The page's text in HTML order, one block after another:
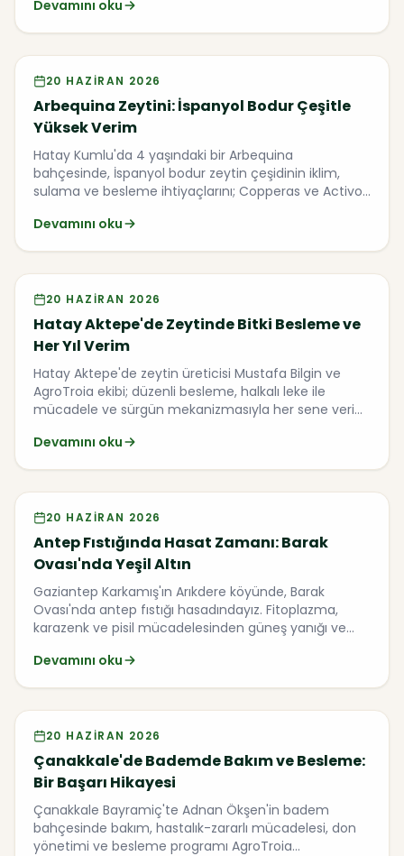
Devamını oku
Video
20 HAZIRAN 2026
Arbequina Zeytini: İspanyol Bodur Çeşitle
Yüksek Verim
Hatay Kumlu'da 4 yaşındaki bir Arbequina
bahçesinde, İspanyol bodur zeytin çeşidinin iklim,
sulama ve besleme ihtiyaçlarını; Copperas ve Activo
Devamını oku
Video
20 HAZIRAN 2026
Hatay Aktepe'de Zeytinde Bitki Besleme ve
Her Yıl Verim
Hatay Aktepe'de zeytin üreticisi Mustafa Bilgin ve
AgroTroia ekibi; düzenli besleme, halkalı leke ile
mücadele ve sürgün mekanizmasıyla her sene verim
Devamını oku
Video
20 HAZIRAN 2026
Antep Fıstığında Hasat Zamanı: Barak
Ovası'nda Yeşil Altın
Gaziantep Karkamış'ın Arıkdere köyünde, Barak
Ovası'nda antep fıstığı hasadındayız. Fitoplazma,
karazenk ve pisil mücadelesinden güneş yanığı ve
çiftçilerle birlikte konuştuk.
Devamını oku
Video
20 HAZIRAN 2026
Çanakkale'de Bademde Bakım ve Besleme:
Bir Başarı Hikayesi
Çanakkale Bayramiç'te Adnan Ökşen'in badem
bahçesinde bakım, hastalık-zararlı mücadelesi, don
yönetimi ve besleme programı AgroTroia